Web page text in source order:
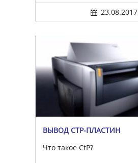
23.08.2017
ВЫВОД CTP-ПЛАСТИН
Что такое CtP?